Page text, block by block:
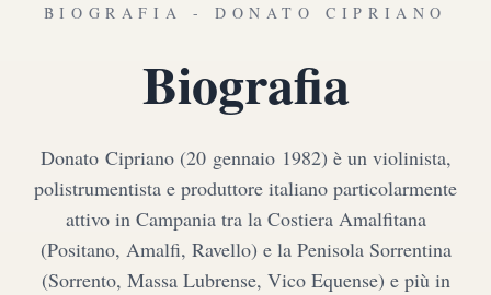
BIOGRAFIA - DONATO CIPRIANO
Biografia
Donato Cipriano (20 gennaio 1982) è un violinista,
polistrumentista e produttore italiano particolarmente
attivo in Campania tra la Costiera Amalfitana
(Positano, Amalfi, Ravello) e la Penisola Sorrentina
(Sorrento, Massa Lubrense, Vico Equense) e più in